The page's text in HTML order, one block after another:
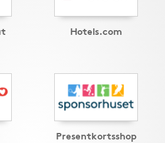
Hotels.com
Presentkortsshop